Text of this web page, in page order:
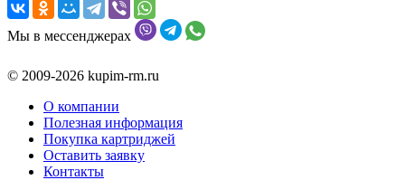
Мы в мессенджерах
© 2009-2026 kupim-rm.ru
О компании
Полезная информация
Покупка картриджей
Оставить заявку
Контакты